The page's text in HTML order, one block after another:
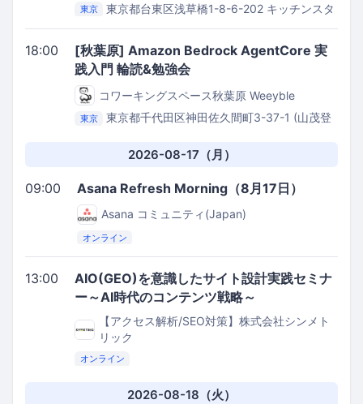
東京 東京都台東区浅草橋1-8-6-202 キッチンスタ
18:00
[秋葉原] Amazon Bedrock AgentCore 実
践入門 輪読&勉強会
コワーキングスペース秋葉原 Weeyble
東京
東京都千代田区神田佐久間町3-37-1 (山茂登
2026-08-17（月）
09:00 Asana Refresh Morning（8月17日）
Asana コミュニティ(Japan)
オンライン
13:00
AIO(GEO)を意識したサイト設計実践セミナ
ー～AI時代のコンテンツ戦略～
【アクセス解析/SEO対策】株式会社シンメト
リック
オンライン
2026-08-18（火）